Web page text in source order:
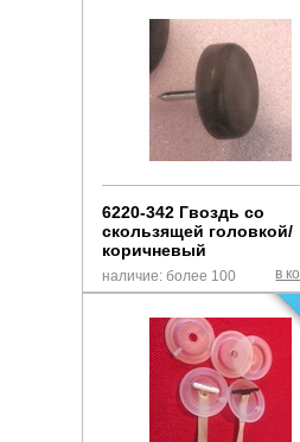
6220-342 Гвоздь со
скользящей головкой/
коричневый
в
наличие: более 100